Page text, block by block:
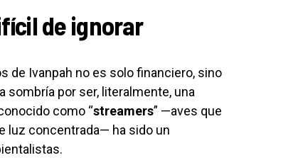
de ignorar
de Ivanpah no es solo financiero, sino
sombría por ser, literalmente, una
como “streamers” —aves que
luz concentrada— ha sido un